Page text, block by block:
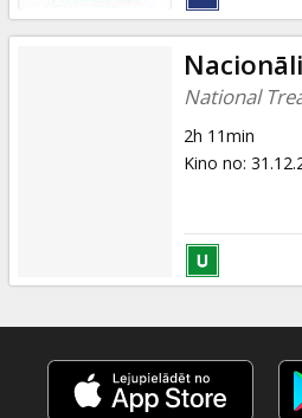
National
2h 11min
Kino no: